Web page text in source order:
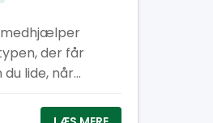
der får
lide, når
Som teknik- og